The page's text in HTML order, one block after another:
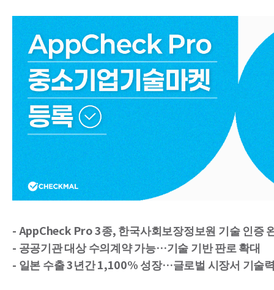
- AppCheck Pro 3종, 한국사회보장정보원 기술 인증
- 공공기관 대상 수의계약 가능…기술 기반 판로 확대
- 일본 수출 3년간 1,100% 성장…글로벌 시장서 기술